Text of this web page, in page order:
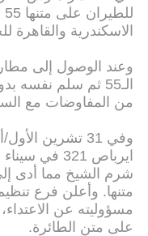
الاسكندرية
وعند الوصول إلى
الـ55 ثم سلم
من المفاوضات مع
ايرباص 321
متنها. وأعلن فرع
مسؤوليته عن
على متن الطائرة.